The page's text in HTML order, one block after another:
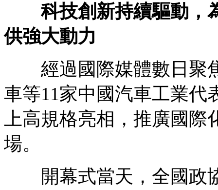
科技創新持續驅動，
供強大動力
經過國際媒體數日聚
車等11家中國汽車工業代
上高規格亮相，推廣國
場。
開幕式當天，全國政